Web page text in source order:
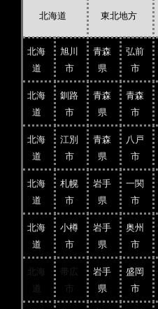
北海道 東北地方
北海
道
旭川
市
青森
県
弘前
市
北海
道
釧路
市
青森
県
青森
市
北海
道
江別
市
青森
県
八戸
市
北海
道
札幌
市
岩手
県
一関
市
北海
道
小樽
市
岩手
県
奥州
市
北海
道
帯広
市
岩手
県
盛岡
市